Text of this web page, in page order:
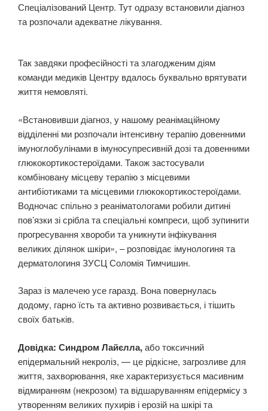
Спеціалізований Центр. Тут одразу встановили діагноз
та розпочали адекватне лікування.
Так завдяки професійності та злагодженим діям
команди медиків Центру вдалось буквально врятувати
життя немовляті.
«Встановивши діагноз, у нашому реанімаційному
відділенні ми розпочали інтенсивну терапію довенними
імуноглобулінами в імуносупресивній дозі та довенними
глюкокортикостероїдами. Також застосували
комбіновану місцеву терапію з місцевими
антибіотиками та місцевими глюкокортикостероїдами.
Водночас спільно з реаніматологами робили дитині
пов’язки зі срібла та спеціальні компреси, щоб зупинити
прогресування хвороби та уникнути інфікування
великих ділянок шкіри», – розповідає імунологиня та
дерматологиня ЗУСЦ Соломія Тимчишин.
Зараз із малечею усе гаразд. Вона повернулась
додому, гарно їсть та активно розвивається, і тішить
своїх батьків.
Довідка: Синдром Лайєлла,або токсичний
епідермальний некроліз, — це рідкісне, загрозливе для
життя, захворювання, яке характеризується масивним
відмиранням (некрозом) та відшаруванням епідермісу з
утворенням великих пухирів і ерозій на шкірі та